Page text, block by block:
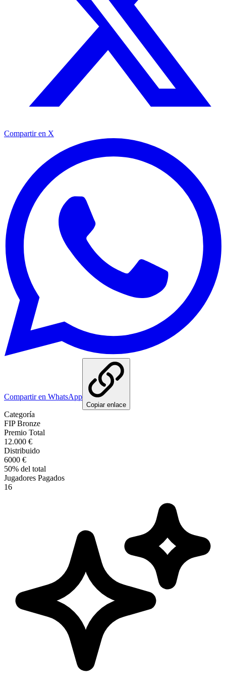
Compartir en X
Compartir en WhatsApp
Copiar enlace
Categoría
FIP Bronze
Premio Total
12.000 €
Distribuido
6000 €
50% del total
Jugadores Pagados
16